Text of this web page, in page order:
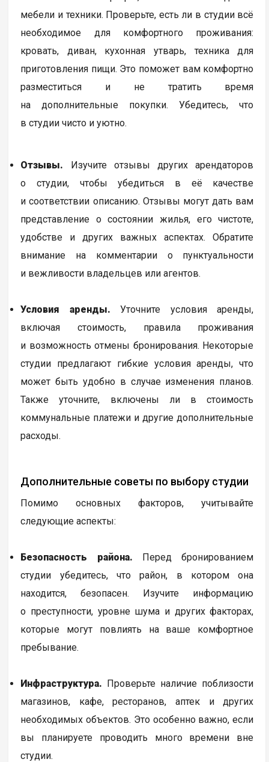
мебели и техники. Проверьте, есть ли в студии всё
необходимое для комфортного проживания:
кровать, диван, кухонная утварь, техника для
приготовления пищи. Это поможет вам комфортно
разместиться и не тратить время
на дополнительные покупки. Убедитесь, что
в студии чисто и уютно.
Отзывы. Изучите отзывы других арендаторов
о студии, чтобы убедиться в её качестве
и соответствии описанию. Отзывы могут дать вам
представление о состоянии жилья, его чистоте,
удобстве и других важных аспектах. Обратите
внимание на комментарии о пунктуальности
и вежливости владельцев или агентов.
Условия аренды. Уточните условия аренды,
включая стоимость, правила проживания
и возможность отмены бронирования. Некоторые
студии предлагают гибкие условия аренды, что
может быть удобно в случае изменения планов.
Также уточните, включены ли в стоимость
коммунальные платежи и другие дополнительные
расходы.
Дополнительные советы по выбору студии
Помимо основных факторов, учитывайте
следующие аспекты:
Безопасность района. Перед бронированием
студии убедитесь, что район, в котором она
находится, безопасен. Изучите информацию
о преступности, уровне шума и других факторах,
которые могут повлиять на ваше комфортное
пребывание.
Инфраструктура. Проверьте наличие поблизости
магазинов, кафе, ресторанов, аптек и других
необходимых объектов. Это особенно важно, если
вы планируете проводить много времени вне
студии.